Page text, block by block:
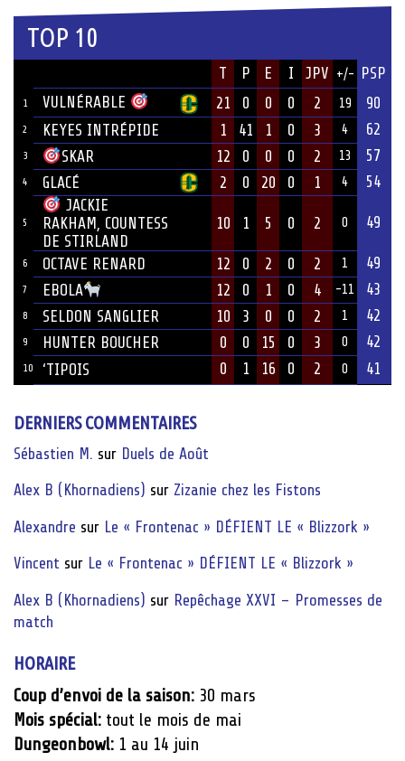
TOP 10
T P E I JPV +/- PSP
1 VULNÉRABLE 21 0 0 0 2 19 90
2 KEYES INTRÉPIDE 1 41 1 0 3 4 62
3 SKAR 12 0 0 0 2 13 57
4 GLACÉ 2 0 20 0 1 4 54
5
JACKIE
RAKHAM, COUNTESS
DE STIRLAND
10 1 5 0 2 0 49
6 OCTAVE RENARD 12 0 2 0 2 1 49
7 EBOLA 12 0 1 0 4 -11 43
8 SELDON SANGLIER 10 3 0 0 2 1 42
9 HUNTER BOUCHER 0 0 15 0 3 0 42
10 ‘TIPOIS 0 1 16 0 2 0 41
DERNIERS COMMENTAIRES
Sébastien M. sur Duels de Août
Alex B (Khornadiens) sur Zizanie chez les Fistons
Alexandre sur Le « Frontenac » DÉFIENT LE « Blizzork »
Vincent sur Le « Frontenac » DÉFIENT LE « Blizzork »
Alex B (Khornadiens) sur Repêchage XXVI – Promesses de
match
HORAIRE
Coup d’envoi de la saison: 30 mars
Mois spécial: tout le mois de mai
Dungeonbowl: 1 au 14 juin